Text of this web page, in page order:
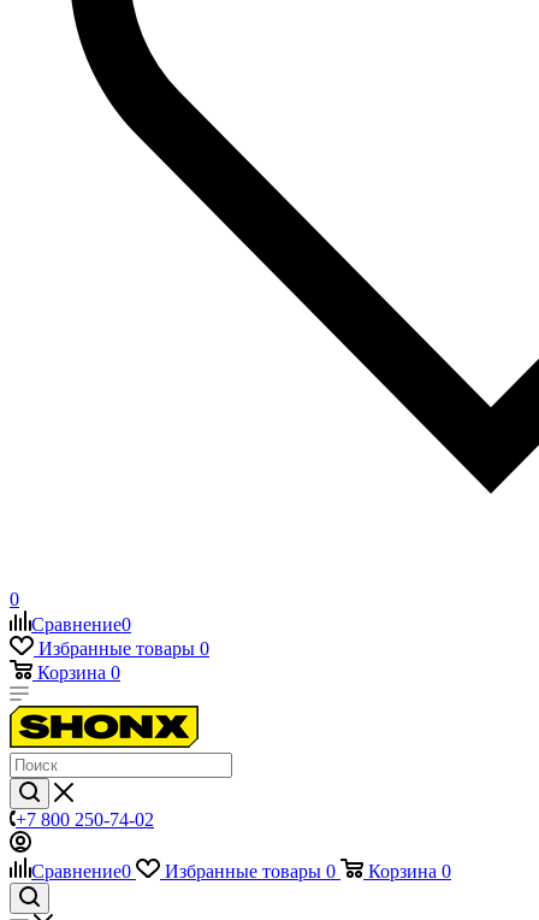
0
Сравнение0
Избранные товары 0
Корзина 0
+7 800 250-74-02
Сравнение0 Избранные товары 0 Корзина 0